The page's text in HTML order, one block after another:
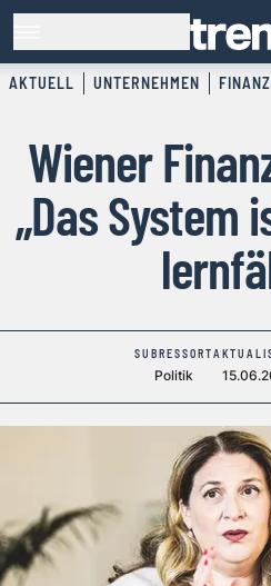
AKTUELL UNTERNEHMEN
Wiener
„Das System
SUBRESSORT
Politik